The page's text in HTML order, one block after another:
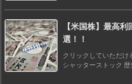
【米国株】最高
選！！
クリックしていただけ
シャッターストック 歴